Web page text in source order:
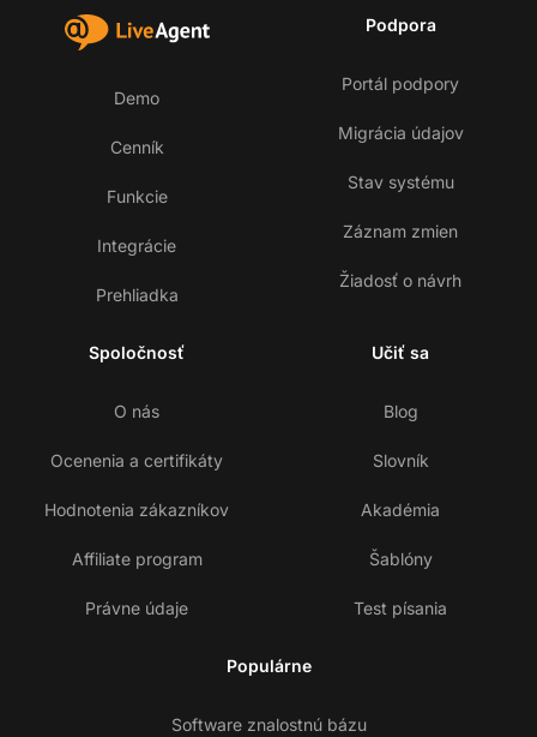
Demo
Cenník
Funkcie
Integrácie
Prehliadka
Podpora
Portál podpory
Migrácia údajov
Stav systému
Záznam zmien
Žiadosť o návrh
Spoločnosť
O nás
Ocenenia a certifikáty
Hodnotenia zákazníkov
Affiliate program
Právne údaje
Učiť sa
Blog
Slovník
Akadémia
Šablóny
Test písania
Populárne
Software znalostnú bázu